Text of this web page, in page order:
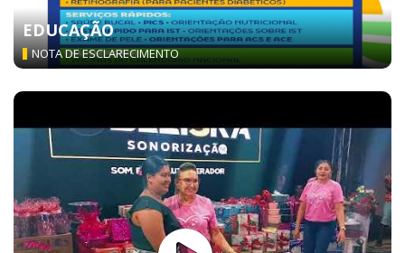
EDUCAÇÃO
NOTA DE ESCLARECIMENTO